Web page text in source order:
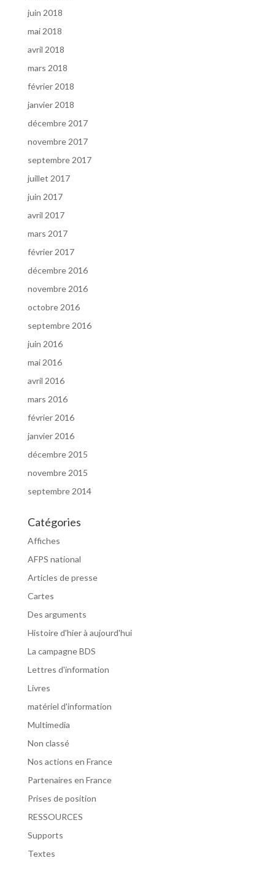
juin 2018
mai 2018
avril 2018
mars 2018
février 2018
janvier 2018
décembre 2017
novembre 2017
septembre 2017
juillet 2017
juin 2017
avril 2017
mars 2017
février 2017
décembre 2016
novembre 2016
octobre 2016
septembre 2016
juin 2016
mai 2016
avril 2016
mars 2016
février 2016
janvier 2016
décembre 2015
novembre 2015
septembre 2014
Catégories
Affiches
AFPS national
Articles de presse
Cartes
Des arguments
Histoire d'hier à aujourd'hui
La campagne BDS
Lettres d'information
Livres
matériel d'information
Multimedia
Non classé
Nos actions en France
Partenaires en France
Prises de position
RESSOURCES
Supports
Textes